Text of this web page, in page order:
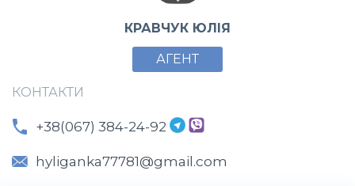
КРАВЧУК ЮЛІЯ
АГЕНТ
КОНТАКТИ
+38(067) 384-24-92
hyliganka77781@gmail.com